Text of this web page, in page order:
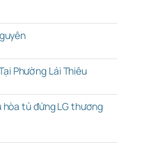
Phường Lái Thiêu
tủ đứng LG thương